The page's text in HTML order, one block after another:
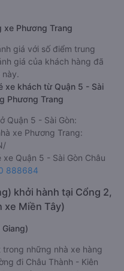
xe Phương Trang
giá với số điểm trung
giá của khách hàng đã
xe khách từ Quận 5 - Sài
Phương Trang
Quận 5 - Sài Gòn:
xe Phương Trang:
Quận 5 - Sài Gòn Châu
888684
khởi hành tại Cổng 2,
xe Miền Tây)
trong những nhà xe hàng
đi Châu Thành - Kiên